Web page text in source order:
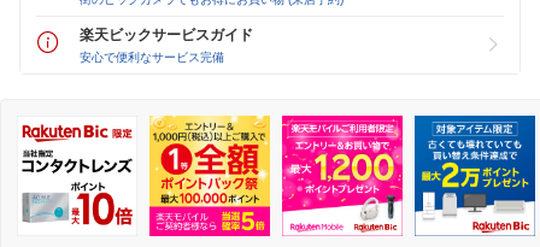
楽天ビックサービスガイド
安心で便利なサービス完備